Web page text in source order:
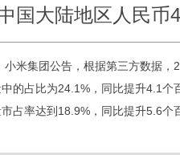
国大陆地区人民币
小米集团公告，根据第三方数据
的占比为24.1%，同比提升4.1
占率达到18.9%，同比提升5.6个